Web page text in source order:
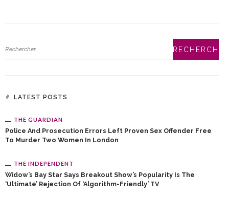
LATEST POSTS
THE GUARDIAN
Police And Prosecution Errors Left Proven Sex Offender Free
To Murder Two Women In London
THE INDEPENDENT
Widow’s Bay Star Says Breakout Show’s Popularity Is The
‘ultimate’ Rejection Of ‘algorithm-Friendly’ TV